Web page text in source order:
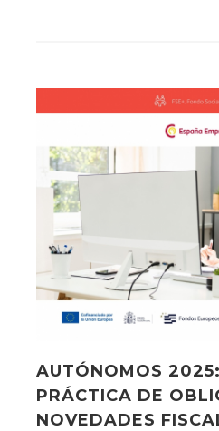
AUTÓNOMOS
PRÁCTICA DE
NOVEDADES